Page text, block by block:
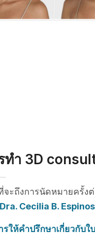
ทำ 3D
จะถึงการนัดหมายครั้ง
Dra. Cecilia B.
รให้คำปรึกษาเกี่ยวกับ